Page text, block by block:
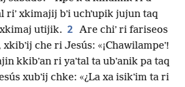
xkimajij bʼi uchʼupik jujun taq
utijik. 2 Are chiʼ ri fariseos
che ri Jesús: «¡Chawilampeʼ!
kkibʼan ri yaʼtal ta ubʼanik pa taq
xubʼij chke: «¿La xa isikʼim ta ri